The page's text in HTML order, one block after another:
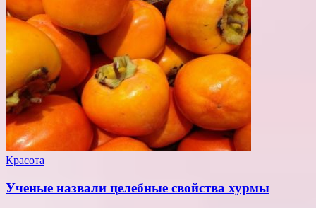
Красота
Ученые назвали целебные свойства хурмы